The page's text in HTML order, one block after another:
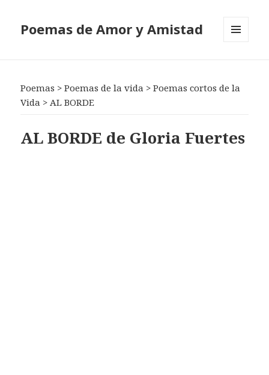
Poemas de Amor y Amistad
Poemas >Poemas de la vida >Poemas cortos de la
Vida >AL BORDE
AL BORDE de Gloria Fuertes